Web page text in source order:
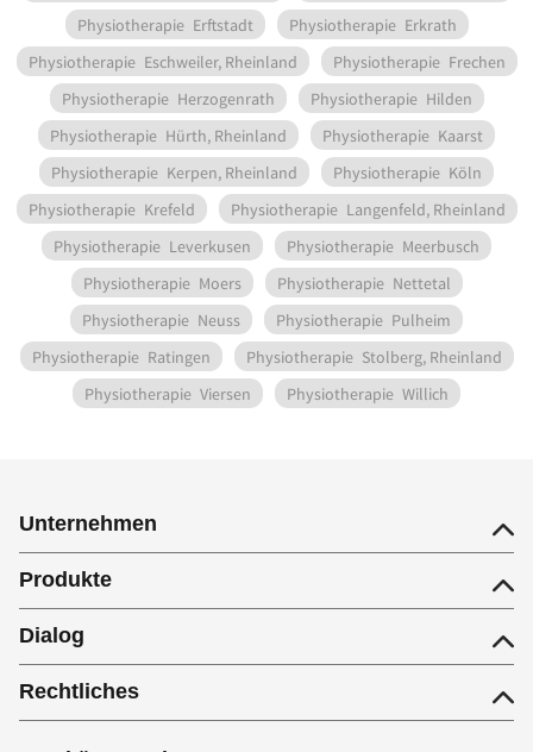
Physiotherapie Erftstadt Physiotherapie Erkrath
Physiotherapie Eschweiler, Rheinland Physiotherapie Frechen
Physiotherapie Herzogenrath Physiotherapie Hilden
Physiotherapie Hürth, Rheinland Physiotherapie Kaarst
Physiotherapie Kerpen, Rheinland Physiotherapie Köln
Physiotherapie Krefeld Physiotherapie Langenfeld, Rheinland
Physiotherapie Leverkusen Physiotherapie Meerbusch
Physiotherapie Moers Physiotherapie Nettetal
Physiotherapie Neuss Physiotherapie Pulheim
Physiotherapie Ratingen Physiotherapie Stolberg, Rheinland
Physiotherapie Viersen Physiotherapie Willich
Unternehmen
Produkte
Dialog
Rechtliches